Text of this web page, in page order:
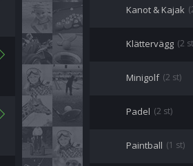
Kanot & Kajak
Klättervägg (2
Minigolf (2 st)
Padel (2 st)
Paintball (1 st)